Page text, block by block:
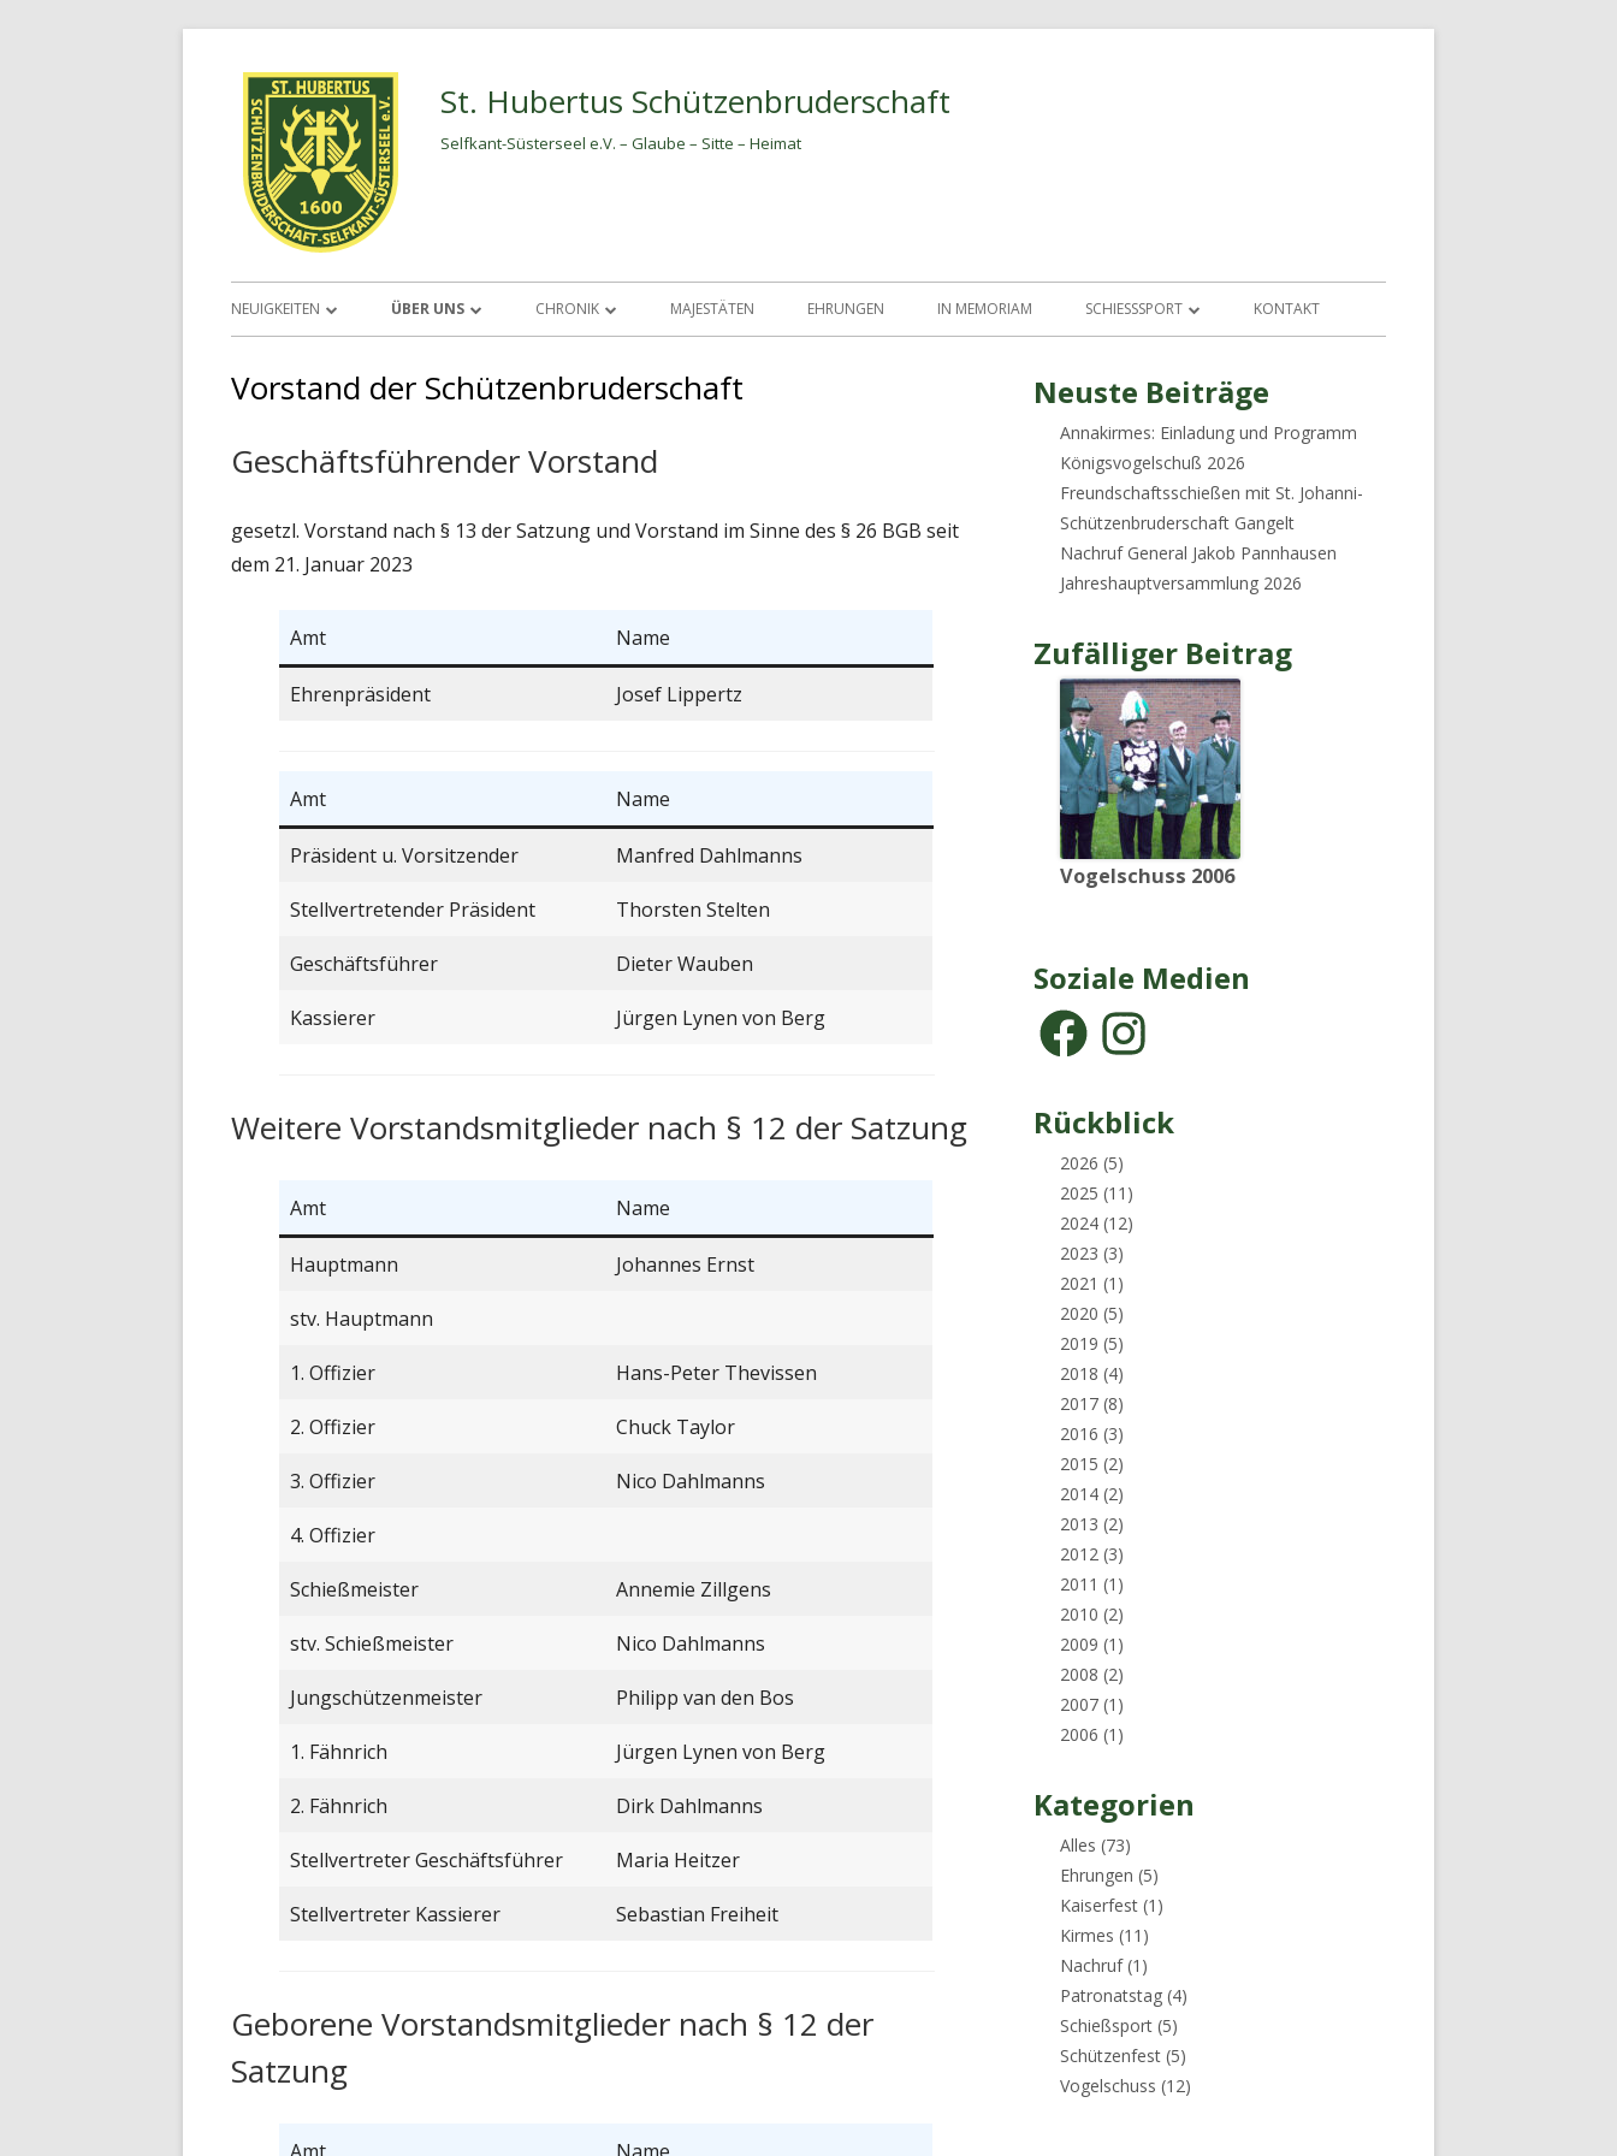
St. Hubertus Schützenbruderschaft
Selfkant-Süsterseel e.V. – Glaube – Sitte – Heimat
Primäres
NEUIGKEITEN ÜBER UNS
AUFNAHMEANTRAG
CHRONIK MAJESTÄTEN EHRUNGEN IN MEMORIAM SCHIESSSPORT KONTAKT
Vorstand der Schützenbruderschaft
Geschäftsführender Vorstand
gesetzl. Vorstand nach § 13 der Satzung und Vorstand im Sinne des § 26 BGB seit
dem 21. Januar 2023
Amt Name
Ehrenpräsident Josef Lippertz
Amt Name
Präsident u. Vorsitzender Manfred Dahlmanns
Stellvertretender Präsident Thorsten Stelten
Geschäftsführer Dieter Wauben
Kassierer Jürgen Lynen von Berg
Weitere Vorstandsmitglieder nach § 12 der Satzung
Amt Name
Hauptmann Johannes Ernst
stv. Hauptmann
1. Offizier Hans-Peter Thevissen
2. Offizier Chuck Taylor
3. Offizier Nico Dahlmanns
4. Offizier
Schießmeister Annemie Zillgens
stv. Schießmeister Nico Dahlmanns
Jungschützenmeister Philipp van den Bos
1. Fähnrich Jürgen Lynen von Berg
2. Fähnrich Dirk Dahlmanns
Stellvertreter Geschäftsführer Maria Heitzer
Stellvertreter Kassierer Sebastian Freiheit
Geborene Vorstandsmitglieder nach § 12 der
Satzung
Haupt-
Seitenleiste
Neuste Beiträge
Annakirmes: Einladung und Programm
Königsvogelschuß 2026
Freundschaftsschießen mit St. Johanni-
Schützenbruderschaft Gangelt
Nachruf General Jakob Pannhausen
Jahreshauptversammlung 2026
Zufälliger Beitrag
Vogelschuss 2006
Soziale Medien
Rückblick
2026 (5)
2025 (11)
2024 (12)
2023 (3)
2021 (1)
2020 (5)
2019 (5)
2018 (4)
2017 (8)
2016 (3)
2015 (2)
2014 (2)
2013 (2)
2012 (3)
2011 (1)
2010 (2)
2009 (1)
2008 (2)
2007 (1)
2006 (1)
Kategorien
Alles (73)
Ehrungen (5)
Kaiserfest (1)
Kirmes (11)
Nachruf(1)
Patronatstag (4)
Schießsport (5)
Schützenfest (5)
Vogelschuss (12)